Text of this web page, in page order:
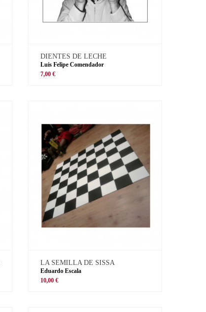
DIENTES DE LECHE
Luis Felipe Comendador
7,00 €
LA SEMILLA DE SISSA
Eduardo Escala
10,00 €